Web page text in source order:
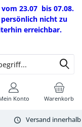
23.07 bis 07.08.
nicht zu
erreichbar.
Versand
Warenkorb
Konto